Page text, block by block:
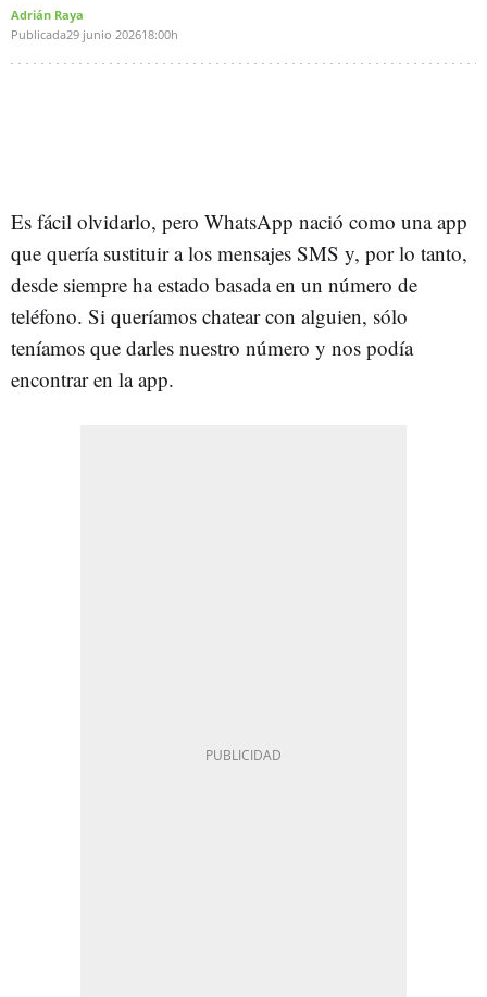
Adrián Raya
Publicada29 junio 202618:00h
Es fácil olvidarlo, pero WhatsApp nació como una app
que quería sustituir a los mensajes SMS y, por lo tanto,
desde siempre ha estado basada en un número de
teléfono. Si queríamos chatear con alguien, sólo
teníamos que darles nuestro número y nos podía
encontrar en la app.